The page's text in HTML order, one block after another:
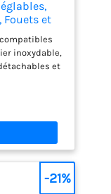
Fouets et
Lave-
Pratique,
4203
inoxydable,
et
grande
réglables,
légères
en acier
fouets et
pour des
-21%